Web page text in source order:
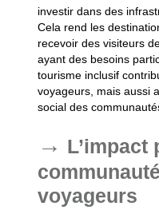
investir dans des
Cela rend les
recevoir des visiteurs
ayant des besoins
tourisme inclusif
voyageurs, mais aussi
social des
voyageurs